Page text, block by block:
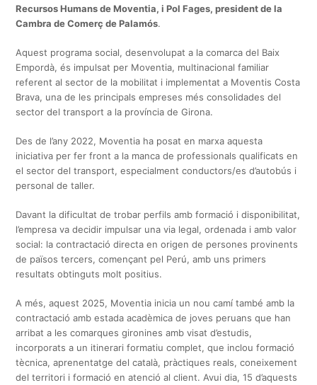
Recursos Humans de Moventia, i Pol Fages, president de la
Cambra de Comerç de Palamós.
Aquest programa social, desenvolupat a la comarca del Baix
Empordà, és impulsat per Moventia, multinacional familiar
referent al sector de la mobilitat i implementat a Moventis Costa
Brava, una de les principals empreses més consolidades del
sector del transport a la província de Girona.
Des de l’any 2022, Moventia ha posat en marxa aquesta
iniciativa per fer front a la manca de professionals qualificats en
el sector del transport, especialment conductors/es d’autobús i
personal de taller.
Davant la dificultat de trobar perfils amb formació i disponibilitat,
l’empresa va decidir impulsar una via legal, ordenada i amb valor
social: la contractació directa en origen de persones provinents
de països tercers, començant pel Perú, amb uns primers
resultats obtinguts molt positius.
A més, aquest 2025, Moventia inicia un nou camí també amb la
contractació amb estada acadèmica de joves peruans que han
arribat a les comarques gironines amb visat d’estudis,
incorporats a un itinerari formatiu complet, que inclou formació
tècnica, aprenentatge del català, pràctiques reals, coneixement
del territori i formació en atenció al client. Avui dia, 15 d’aquests